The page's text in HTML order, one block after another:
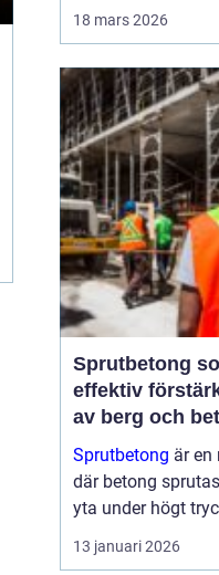
landsbygd, djupa
glittrande sjöar
levande
mitt i Sverige, på
avstånd från
18 mars 2026
Sprutbetong
effektiv
av berg och
Sprutbetong är en
där betong
yta under högt
stället för att
formar. Tekniken
13 januari 2026